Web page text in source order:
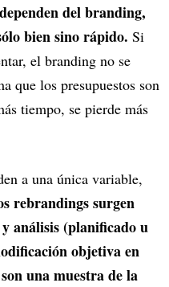
del branding,
bien sino rápido. Si
el branding no se
que los presupuestos son
tiempo, se pierde más
a una única variable,
rebrandings surgen
análisis (planificado u
objetiva en
una muestra de la